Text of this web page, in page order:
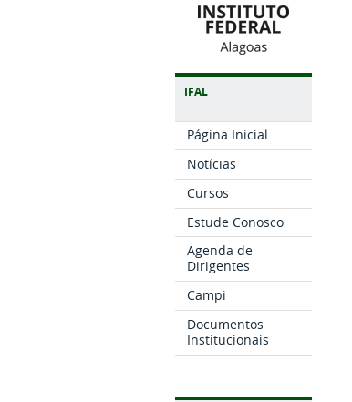
IFAL
Página Inicial
Notícias
Cursos
Estude Conosco
Agenda de
Dirigentes
Campi
Documentos
Institucionais